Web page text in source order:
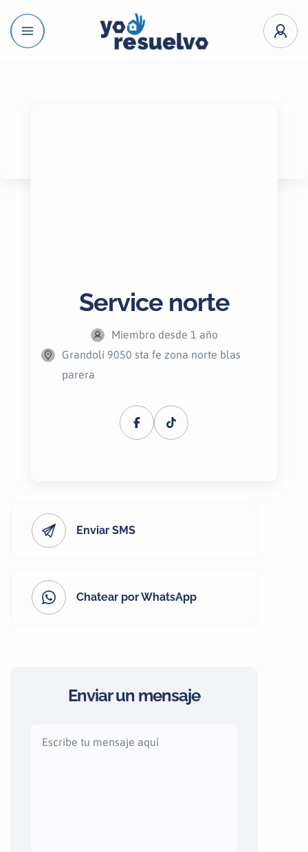
Service norte
Miembro desde 1 año
Grandoli 9050 sta fe zona norte blas
parera
Enviar SMS
Chatear por WhatsApp
Enviar un mensaje